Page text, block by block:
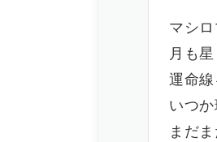
マシ
月も
運命
いつ
まだ